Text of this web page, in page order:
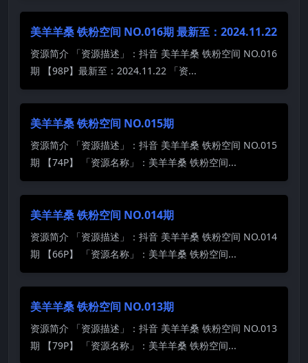
美羊羊桑 铁粉空间 NO.016期 最新至：2024.11.22
资源简介 「资源描述」：抖音 美羊羊桑 铁粉空间 NO.016
期 【98P】最新至：2024.11.22 「资...
美羊羊桑 铁粉空间 NO.015期
资源简介 「资源描述」：抖音 美羊羊桑 铁粉空间 NO.015
期 【74P】 「资源名称」：美羊羊桑 铁粉空间...
美羊羊桑 铁粉空间 NO.014期
资源简介 「资源描述」：抖音 美羊羊桑 铁粉空间 NO.014
期 【66P】 「资源名称」：美羊羊桑 铁粉空间...
美羊羊桑 铁粉空间 NO.013期
资源简介 「资源描述」：抖音 美羊羊桑 铁粉空间 NO.013
期 【79P】 「资源名称」：美羊羊桑 铁粉空间...